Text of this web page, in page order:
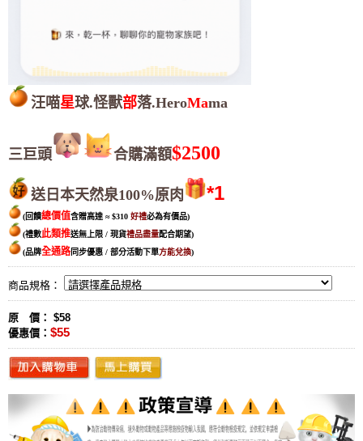
汪喵星球.怪獸部落.HeroMama
三巨頭 合購滿額$2500
送日本天然泉100%原肉 *1
(回饋總價值含贈高達 ≈$310 好禮必為有價品)
(禮數此類推送無上限 / 現貨禮品盡量配合期望)
(品牌全通路同步優惠 / 部分活動下單方能兌換)
商品規格：
原 價： $58
優惠價： $55